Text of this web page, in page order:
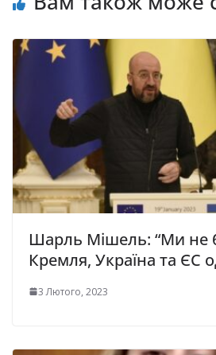
Шарль Мішель: “Ми не
Кремля, Україна та ЄС
3 Лютого, 2023